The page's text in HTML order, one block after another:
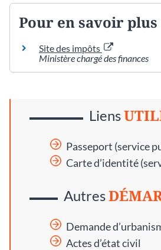
Pour en savoir plus
Site des impôts
Ministère chargé des finances
Liens
Passeport (service
Carte d’identité
Autres
Demande
Actes d’état civil